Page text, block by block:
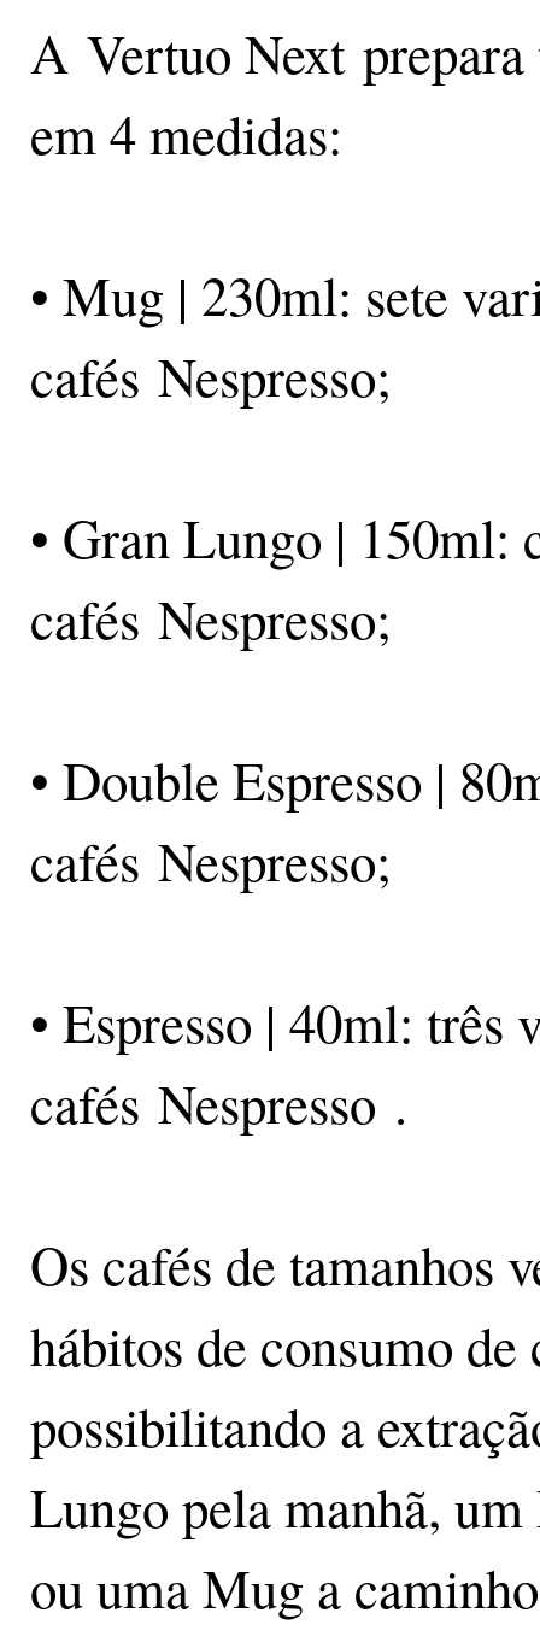
A Vertuo Next prepara
em 4 medidas:
• Mug | 230ml: sete
cafés Nespresso;
• Gran Lungo | 150ml:
cafés Nespresso;
• Double Espresso |
cafés Nespresso;
• Espresso | 40ml: três
cafés Nespresso .
Os cafés de tamanhos
hábitos de consumo de
possibilitando a
Lungo pela manhã,
ou uma Mug a